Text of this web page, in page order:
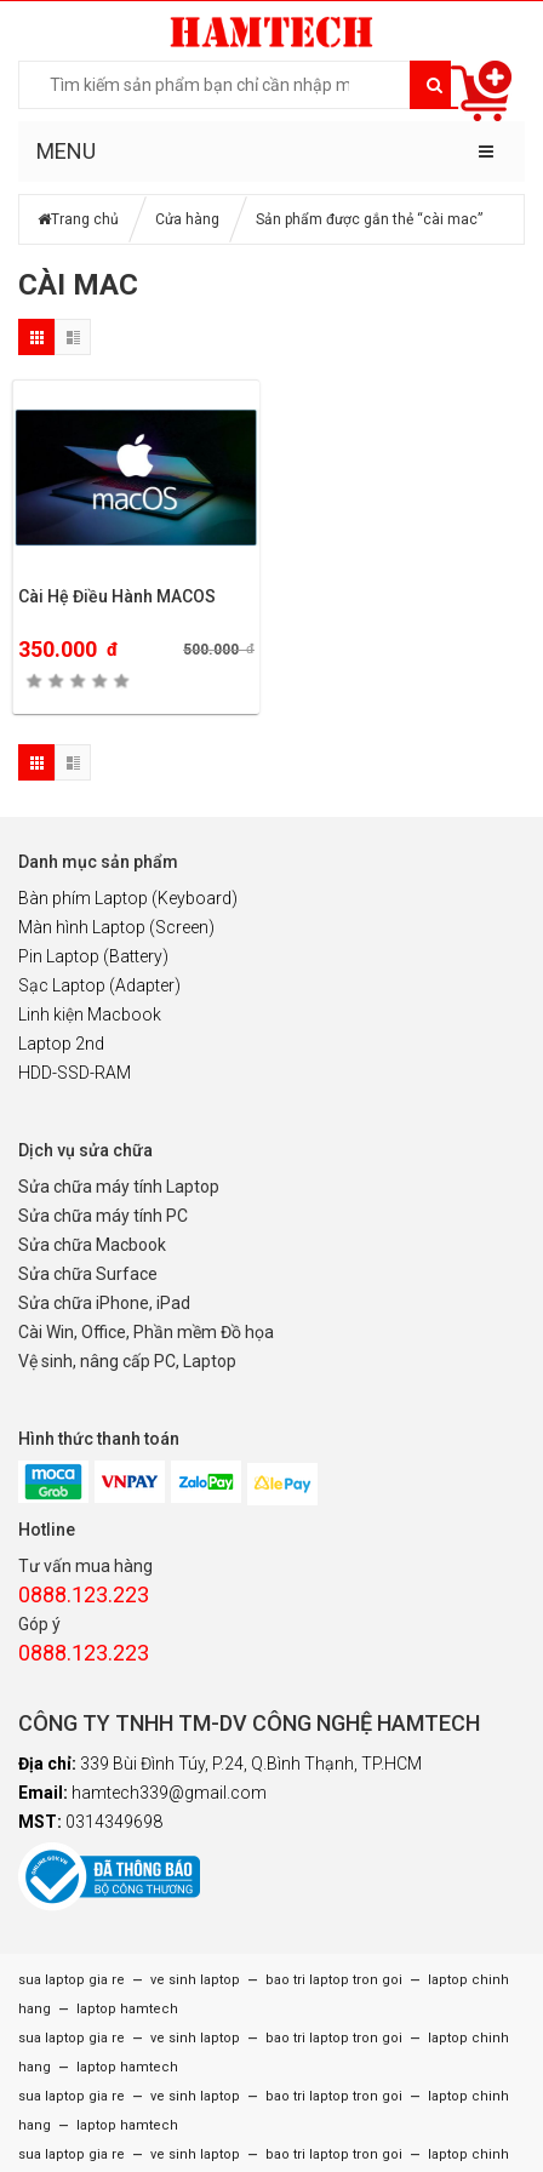
MENU
Trang chủ Cửa hàng Sản phẩm được gắn thẻ “cài mac”
CÀI MAC
Cài Hệ Điều Hành MACOS
350.000 đ 500.000đ
Danh mục sản phẩm
Bàn phím Laptop (Keyboard)
Màn hình Laptop (Screen)
Pin Laptop (Battery)
Sạc Laptop (Adapter)
Linh kiện Macbook
Laptop 2nd
HDD-SSD-RAM
Dịch vụ sửa chữa
Sửa chữa máy tính Laptop
Sửa chữa máy tính PC
Sửa chữa Macbook
Sửa chữa Surface
Sửa chữa iPhone, iPad
Cài Win, Office, Phần mềm Đồ họa
Vệ sinh, nâng cấp PC, Laptop
Hình thức thanh toán
Hotline
Tư vấn mua hàng
0888.123.223
Góp ý
0888.123.223
CÔNG TY TNHH TM-DV CÔNG NGHỆ HAMTECH
Địa chỉ: 339 Bùi Đình Túy, P.24, Q.Bình Thạnh, TP.HCM
Email: hamtech339@gmail.com
MST: 0314349698
sua laptop gia re – ve sinh laptop – bao tri laptop tron goi –
laptop chinh
hang
–
laptop hamtech
sua laptop gia re
– ve sinh laptop – bao tri laptop tron goi –
laptop chinh
hang
–
laptop hamtech
sua laptop gia re
– ve sinh laptop – bao tri laptop tron goi –
laptop chinh
hang
–
laptop hamtech
sua laptop gia re
– ve sinh laptop – bao tri laptop tron goi – laptop chinh